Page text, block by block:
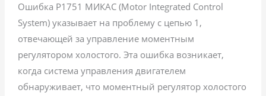
Ошибка P1751 МИКАС (Motor Integrated Control
System) указывает на проблему с цепью 1,
отвечающей за управление моментным
регулятором холостого. Эта ошибка возникает,
когда система управления двигателем
обнаруживает, что моментный регулятор холостого